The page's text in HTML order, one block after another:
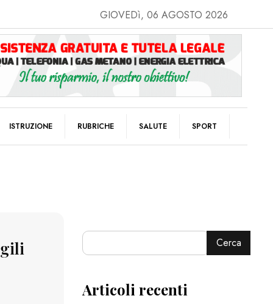
GIOVEDì, 06 AGOSTO 2026
ISTRUZIONE RUBRICHE SALUTE SPORT
Cerca
Articoli recenti